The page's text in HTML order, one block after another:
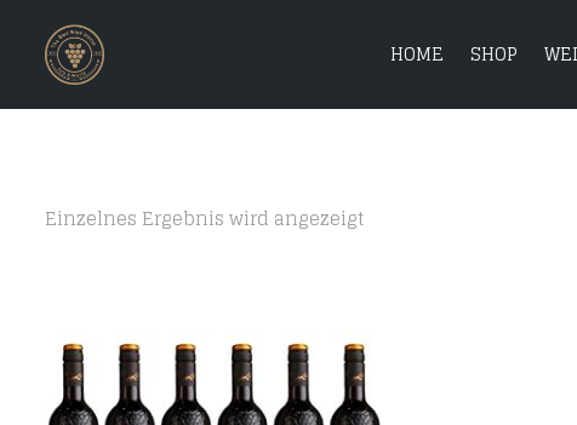
HOME SHOP
Einzelnes Ergebnis wird angezeigt